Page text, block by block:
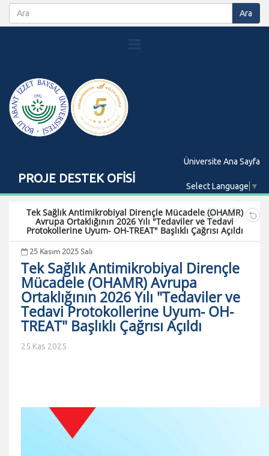
PROJE DESTEK OFİSİ
Üniversite Ana Sayfa
Select Language ▼
Tek Sağlık Antimikrobiyal Dirençle Mücadele (OHAMR)
Avrupa Ortaklığının 2026 Yılı "Tedaviler ve Tedavi
Protokollerine Uyum- OH-TREAT" Başlıklı Çağrısı Açıldı
25 Kasım 2025 Salı
Tek Sağlık Antimikrobiyal Dirençle
Mücadele (OHAMR) Avrupa
Ortaklığının 2026 Yılı "Tedaviler ve
Tedavi Protokollerine Uyum- OH-
TREAT" Başlıklı Çağrısı Açıldı
25 Kas 2025